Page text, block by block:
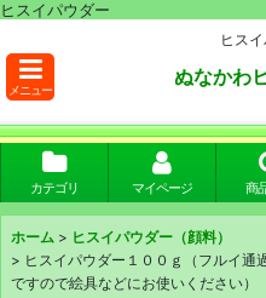
ヒスイパウダー
ヒス
メニュー
ぬなかわ
カテゴリ マイページ 商
ホーム > ヒスイパウダー（顔料）
> ヒスイパウダー１００ｇ（フルイ通
ですので絵具などにお使いください）